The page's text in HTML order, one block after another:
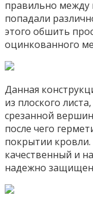
правильно между
попадали
этого обшить
оцинкованного
Данная
из плоского
срезанной
после чего
покрытии кровли.
качественный и
надежно защищен